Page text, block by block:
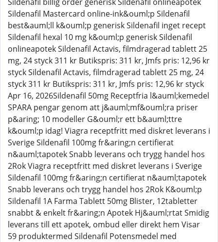
Sildenafil Mastercard online-ink&ouml;p Sildenafil
best&auml;ll k&ouml;p generisk Sildenafil inget recept
Sildenafil hexal 10 mg k&ouml;p generisk Sildenafil
onlineapotek Sildenafil Actavis, filmdragerad tablett 25
mg, 24 styck 311 kr Butikspris: 311 kr, Jmfs pris: 12,96 kr
styck Sildenafil Actavis, filmdragerad tablett 25 mg, 24
styck 311 kr Butikspris: 311 kr, Jmfs pris: 12,96 kr styck
Apr 16, 2026Sildenafil 50mg Receptfria l&auml;kemedel
SPARA pengar genom att j&auml;mf&ouml;ra priser
p&aring; 10 modeller G&ouml;r ett b&auml;ttre
k&ouml;p idag! Viagra receptfritt med diskret leverans i
Sverige Sildenafil 100mg fr&aring;n certifierat
n&auml;tapotek Snabb leverans och trygg handel hos
2Rok Viagra receptfritt med diskret leverans i Sverige
Sildenafil 100mg fr&aring;n certifierat n&auml;tapotek
Snabb leverans och trygg handel hos 2Rok K&ouml;p
Sildenafil 1A Farma Tablett 50mg Blister, 12tabletter
snabbt & enkelt fr&aring;n Apotek Hj&auml;rtat Smidig
leverans till ett apotek, ombud eller direkt hem Visar
59 produktermed Sildenafil Potensmedel med